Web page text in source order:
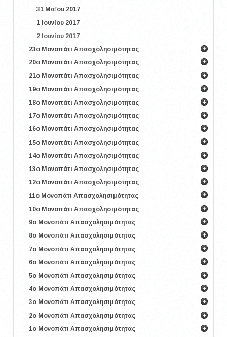
31 Μαΐου 2017
1 Ιουνίου 2017
2 Ιουνίου 2017
23ο Μονοπάτι Απασχολησιμότητας
20ο Μονοπάτι Απασχολησιμότητας
21ο Μονοπάτι Απασχολησιμότητας
19ο Μονοπάτι Απασχολησιμότητας
18ο Μονοπάτι Απασχολησιμότητας
17ο Μονοπάτι Απασχολησιμότητας
16ο Μονοπάτι Απασχολησιμότητας
15ο Μονοπάτι Απασχολησιμότητας
14ο Μονοπάτι Απασχολησιμότητας
13ο Μονοπάτι Απασχολησιμότητας
12ο Μονοπάτι Απασχολησιμότητας
11ο Μονοπάτι Απασχολησιμότητας
10ο Μονοπάτι Απασχολησιμότητας
9ο Μονοπάτι Απασχολησιμότητας
8ο Μονοπάτι Απασχολησιμότητας
7ο Μονοπάτι Απασχολησιμότητας
6ο Μονοπάτι Απασχολησιμότητας
5ο Μονοπάτι Απασχολησιμότητας
4ο Μονοπάτι Απασχολησιμότητας
3ο Μονοπάτι Απασχολησιμότητας
2ο Μονοπάτι Απασχολησιμότητας
1ο Μονοπάτι Απασχολησιμότητας